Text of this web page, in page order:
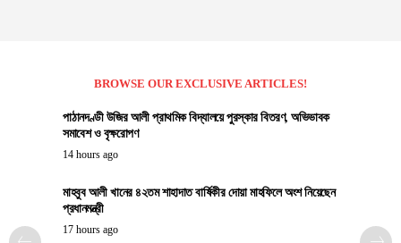
BROWSE OUR EXCLUSIVE ARTICLES!
পাঠানদণ্ডী উজির আলী প্রাথমিক বিদ্যালয়ে পুরস্কার বিতরণ, অভিভাবক
সমাবেশ ও বৃক্ষরোপণ
14 hours ago
মাহবুব আলী খানের ৪২তম শাহাদাত বার্ষিকীর দোয়া মাহফিলে অংশ নিয়েছেন
প্রধানমন্ত্রী
17 hours ago